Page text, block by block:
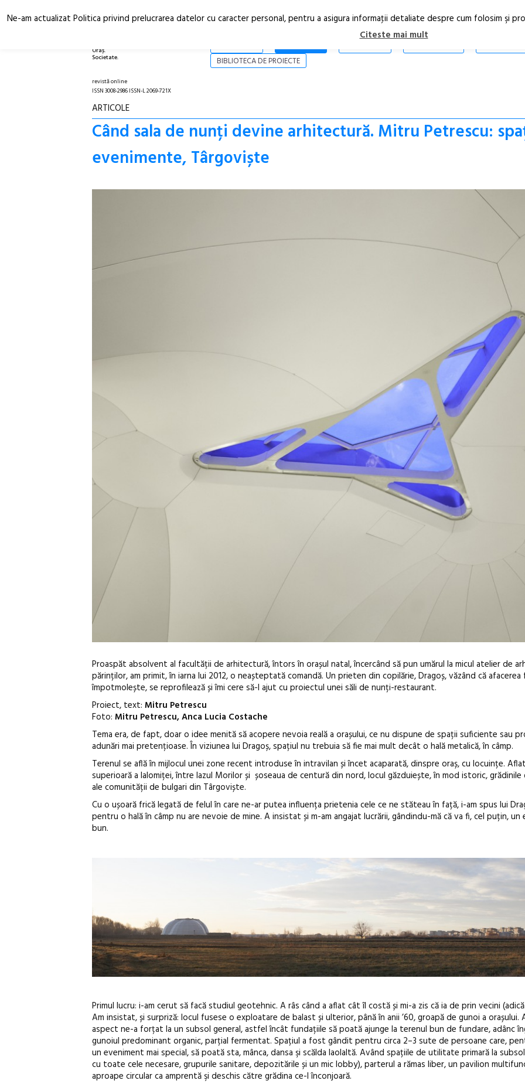
Oraș.
Societate.
ARTICOLE
BIBLIOTECA DE PROIECTE
revistă online
ISSN 3008-2986 ISSN-L 2069-721X
ARTICOLE
Când sala de nunți devine arhitectură. Mitru Petrescu:
evenimente, Târgoviște
Proaspăt absolvent al facultății de arhitectură, întors în orașul natal, încercând să pun umărul la micul atelier de
părinților, am primit, în iarna lui 2012, o neașteptată comandă. Un prieten din copilărie, Dragoș, văzând că afacerea
împotmolește, se reprofilează și îmi cere să-l ajut cu proiectul unei săli de nunți-restaurant.
Proiect, text: Mitru Petrescu
Foto: Mitru Petrescu, Anca Lucia Costache
Tema era, de fapt, doar o idee menită să acopere nevoia reală a orașului, ce nu dispune de spații suficiente sau
adunări mai pretențioase. În viziunea lui Dragoș, spațiul nu trebuia să fie mai mult decât o hală metalică, în câmp.
Terenul se află în mijlocul unei zone recent introduse în intravilan și încet acaparată, dinspre oraș, cu locuințe.
superioară a Ialomiței, între Iazul Morilor și șoseaua de centură din nord, locul găzduiește, în mod istoric, grădinile
ale comunității de bulgari din Târgoviște.
Cu o ușoară frică legată de felul în care ne-ar putea influența prietenia cele ce ne stăteau în față, i-am spus lui
pentru o hală în câmp nu are nevoie de mine. A insistat și m-am angajat lucrării, gândindu-mă că va fi, cel puțin, un
bun.
Primul lucru: i-am cerut să facă studiul geotehnic. A râs când a aflat cât îl costă și mi-a zis că ia de prin vecini
Am insistat, și surpriză: locul fusese o exploatare de balast și ulterior, până în anii ’60, groapă de gunoi a orașului.
aspect ne-a forțat la un subsol general, astfel încât fundațiile să poată ajunge la terenul bun de fundare, adânc
gunoiul predominant organic, parțial fermentat. Spațiul a fost gândit pentru circa 2–3 sute de persoane care,
un eveniment mai special, să poată sta, mânca, dansa şi scălda laolaltă. Având spațiile de utilitate primară la
cu toate cele necesare, grupurile sanitare, depozitările și un mic lobby), parterul a rămas liber, un pavilion
aproape circular ca amprentă şi deschis către grădina ce-l înconjoară.
Festivalul
revine la
ediție
Ne-am actualizat Politica privind prelucrarea datelor cu caracter personal, pentru a asigura informaţii detaliate despre cum folosim şi
Citeste mai mult